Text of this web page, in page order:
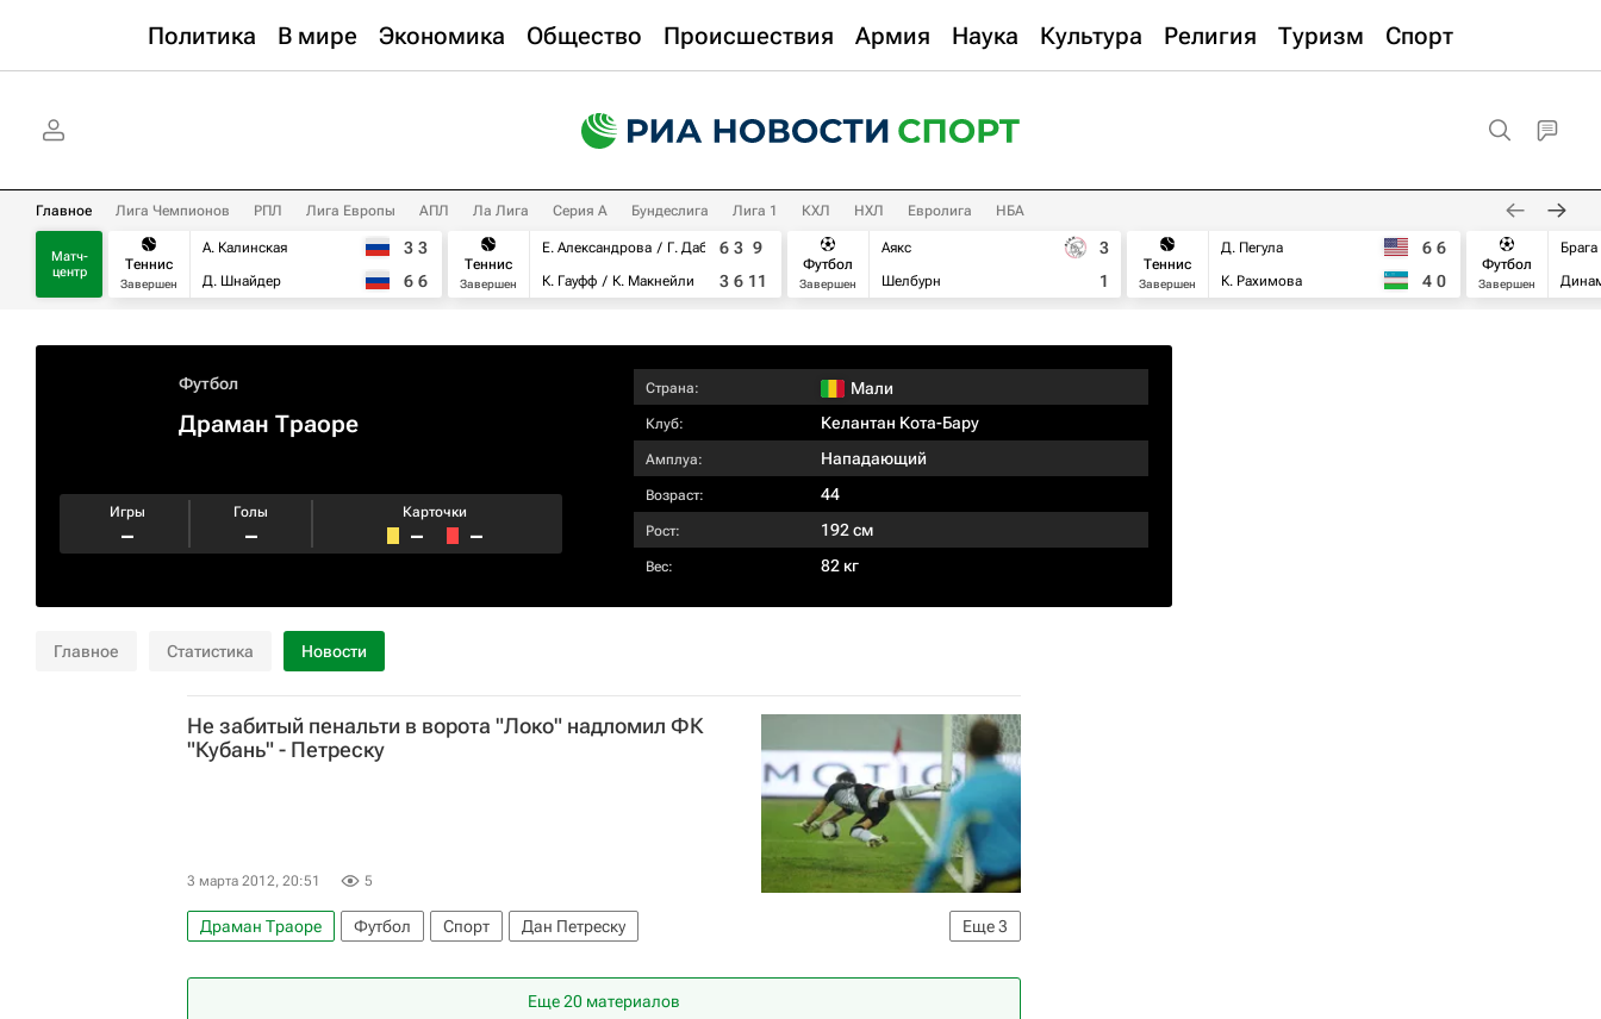
Политика В мире Экономика Общество Происшествия Армия Наука Культура Религия Туризм Спорт
Главное Лига Чемпионов РПЛ Лига Европы АПЛ Ла Лига Серия А Бундеслига Лига 1 КХЛ НХЛ Евролига НБА
Матч-
центр
Теннис
Завершен
А. Калинская
Д. Шнайдер
3 3
6 6
Теннис
Завершен
Е. Александрова
Г. Дабровски
К. Гауфф
К. Макнейли
6 3 9
3 6 11
Футбол
Завершен
Аякс
Шелбурн
3
1
Теннис
Завершен
Д. Пегула
К. Рахимова
6 6
4 0
Футбол
Завершен
Брага
Футбол
Драман Траоре
Игры
–
Голы
–
Карточки
– –
Страна: Мали
Клуб: Келантан Кота-Бару
Амплуа: Нападающий
Возраст: 44
Рост: 192 см
Вес: 82 кг
Главное Статистика Новости
Не забитый пенальти в ворота "Локо" надломил ФК
"Кубань" - Петреску
3 марта 2012, 20:51 5
Еще3
Драман Траоре Футбол Спорт
Дан Петреску
Еще 20 материалов